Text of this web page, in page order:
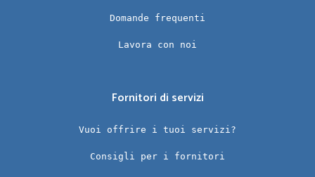
Domande frequenti
Lavora con noi
Fornitori di servizi
Vuoi offrire i tuoi servizi?
Consigli per i fornitori